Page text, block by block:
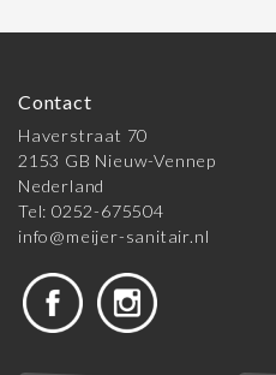
Contact
Haverstraat 70
2153 GB Nieuw-Vennep
Nederland
Tel: 0252-675504
info@meijer-sanitair.nl